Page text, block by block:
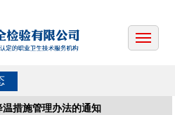
措施管理办法的通知